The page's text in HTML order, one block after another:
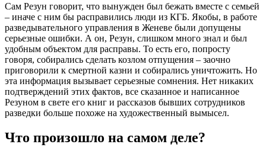
Сам Резун говорит, что вынужден был бежать вместе с семьей
– иначе с ним бы расправились люди из КГБ. Якобы, в работе
разведывательного управления в Женеве были допущены
серьезные ошибки. А он, Резун, слишком много знал и был
удобным объектом для расправы. То есть его, попросту
говоря, собирались сделать козлом отпущения – заочно
приговорили к смертной казни и собирались уничтожить. Но
эта информация вызывает серьезные сомнения. Нет никаких
подтверждений этих фактов, все сказанное и написанное
Резуном в свете его книг и рассказов бывших сотрудников
разведки больше похоже на художественный вымысел.
Что произошло на самом деле?